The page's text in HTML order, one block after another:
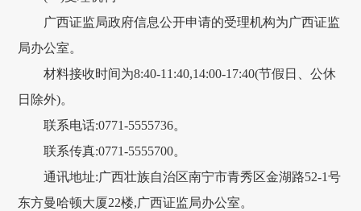
广西证监局政府信息公开申请的受理机构为广西证监
局办公室。
材料接收时间为8:40-11:40,14:00-17:40(节假日、公休
日除外)。
联系电话:0771-5555736。
联系传真:0771-5555700。
通讯地址:广西壮族自治区南宁市青秀区金湖路52-1号
东方曼哈顿大厦22楼,广西证监局办公室。